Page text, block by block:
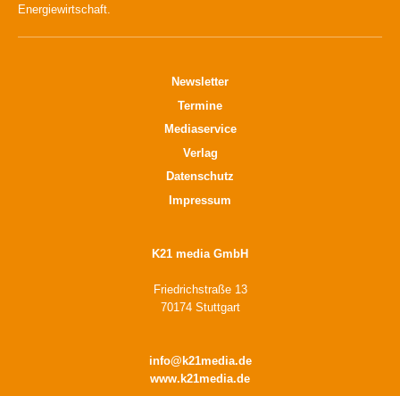
Energiewirtschaft.
Newsletter
Termine
Mediaservice
Verlag
Datenschutz
Impressum
K21 media GmbH
Friedrichstraße 13
70174 Stuttgart
info@k21media.de
www.k21media.de